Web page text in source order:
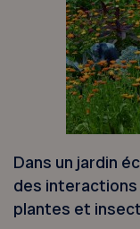
Dans un jardin
des
plantes et